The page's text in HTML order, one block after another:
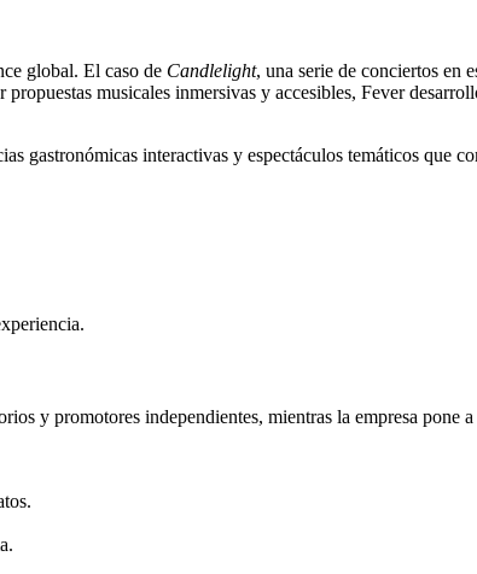
global. El caso de Candlelight, una serie de conciertos en
musicales inmersivas y accesibles, Fever
gastronómicas interactivas y espectáculos temáticos que
y promotores independientes, mientras la empresa pone